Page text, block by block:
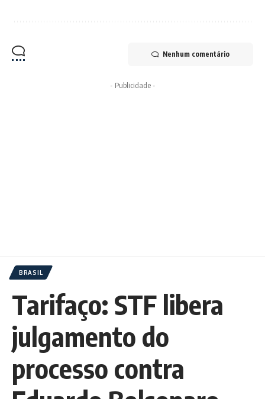
Nenhum comentário
- Publicidade -
BRASIL
Tarifaço: STF libera
julgamento do
processo contra